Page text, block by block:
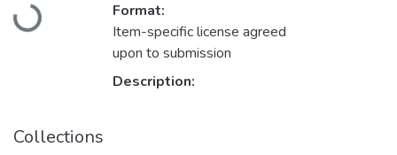
Loading...
Format:
Item-specific license agreed
upon to submission
Description:
Collections